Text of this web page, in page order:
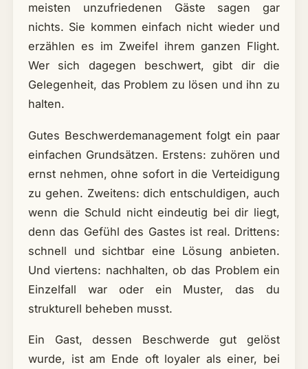
meisten unzufriedenen Gäste sagen gar
nichts. Sie kommen einfach nicht wieder und
erzählen es im Zweifel ihrem ganzen Flight.
Wer sich dagegen beschwert, gibt dir die
Gelegenheit, das Problem zu lösen und ihn zu
halten.
Gutes Beschwerdemanagement folgt ein paar
einfachen Grundsätzen. Erstens: zuhören und
ernst nehmen, ohne sofort in die Verteidigung
zu gehen. Zweitens: dich entschuldigen, auch
wenn die Schuld nicht eindeutig bei dir liegt,
denn das Gefühl des Gastes ist real. Drittens:
schnell und sichtbar eine Lösung anbieten.
Und viertens: nachhalten, ob das Problem ein
Einzelfall war oder ein Muster, das du
strukturell beheben musst.
Ein Gast, dessen Beschwerde gut gelöst
wurde, ist am Ende oft loyaler als einer, bei